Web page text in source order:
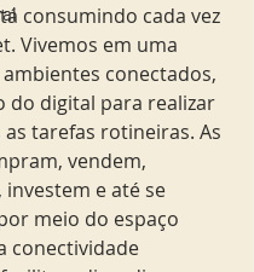
consumindo cada vez
Vivemos em uma
conectados,
do digital para realizar
tarefas rotineiras. As
vendem,
e até se
meio do espaço
conectividade